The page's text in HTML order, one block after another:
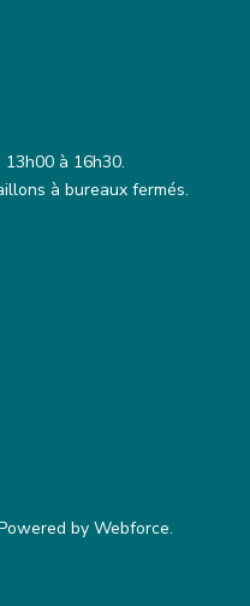
à 16h30.
à bureaux fermés.
by Webforce.